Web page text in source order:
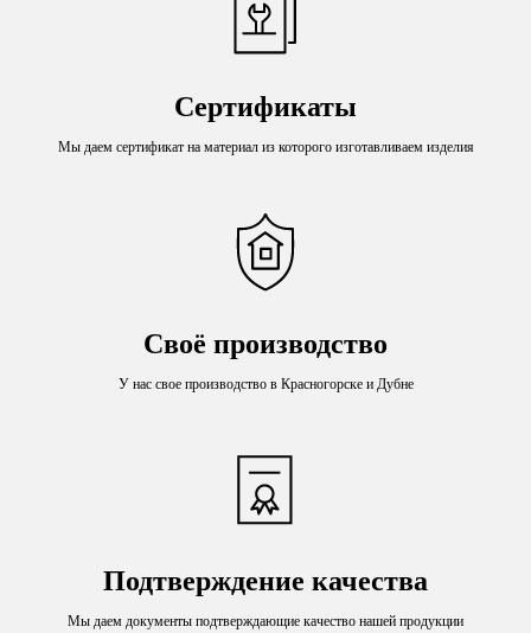
Сертификаты
Мы даем сертификат на материал из которого изготавливаем изделия
Своё производство
У нас свое производство в Красногорске и Дубне
Подтверждение качества
Мы даем документы подтверждающие качество нашей продукции